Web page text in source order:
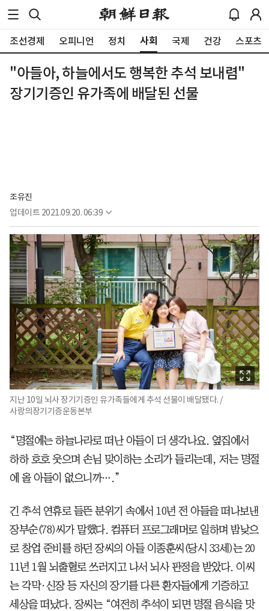
조선경제 오피니언 정치 사회 국제 건강 스포츠
"아들아, 하늘에서도 행복한 추석 보내렴"
장기기증인 유가족에 배달된 선물
조유진
업데이트 2021.09.20. 06:39
지난 10일 뇌사 장기기증인 유가족들에게 추석 선물이 배달됐다. /
사랑의장기기증운동본부
“명절에는 하늘나라로 떠난 아들이 더 생각나요. 옆집에서
하하 호호 웃으며 손님 맞이하는 소리가 들리는데, 저는 명절
에 올 아들이 없으니까….”
긴 추석 연휴로 들뜬 분위기 속에서 10년 전 아들을 떠나보낸
장부순(78)씨가 말했다. 컴퓨터 프로그래머로 일하며 밤낮으
로 창업 준비를 하던 장씨의 아들 이종훈씨(당시 33세)는 20
11년 1월 뇌출혈로 쓰러지고 나서 뇌사 판정을 받았다. 이씨
는 각막·신장 등 자신의 장기를 다른 환자들에게 기증하고
세상을 떠났다. 장씨는 “여전히 추석이 되면 명절 음식을 맛